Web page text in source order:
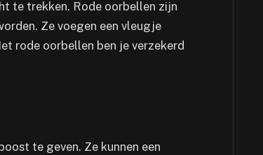
te trekken. Rode oorbellen zijn
Ze voegen een vleugje
rode oorbellen ben je verzekerd
te geven. Ze kunnen een